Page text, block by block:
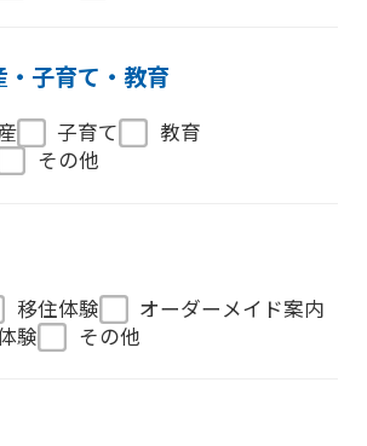
・子育て・教育
子育て
教育
その他
移住体験
オーダーメイド案内
験
その他